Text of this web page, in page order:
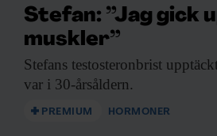
Stefan: ”Jag gick
muskler”
Stefans testosteronbrist
var i 30-årsåldern.
PREMIUM HORMONER